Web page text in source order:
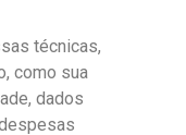
técnicas,
como sua
dados